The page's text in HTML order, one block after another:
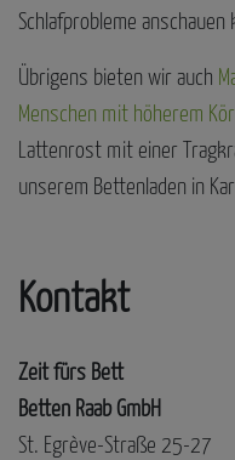
Schlafprobleme anschauen
Übrigens bieten wir auch
Menschen mit höherem
Lattenrost mit einer
unserem Bettenladen in
Kontakt
Zeit fürs Bett
Betten Raab GmbH
St. Egrève-Straße 25-27